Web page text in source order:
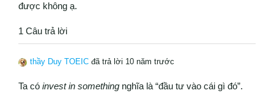
được không ạ.
1 Câu trả lời
thầy Duy TOEIC đã trả lời 10 năm trước
Ta có invest in something nghĩa là “đầu tư vào cái gì đó”.